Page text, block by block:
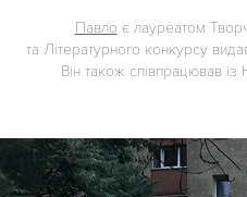
Павло є лауреатом
та Літературного конкурсу
Він також співпрацював